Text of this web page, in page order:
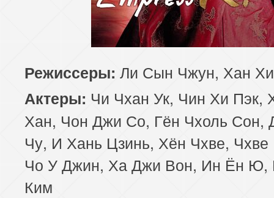
Режиссеры: Ли Сын Чжун, Хан Хи
Актеры: Чи Чхан Ук, Чин Хи Пэк,
Хан, Чон Джи Со, Гён Чхоль Сон,
Чу, И Хань Цзинь, Хён Чхве,
Чо У Джин, Ха Джи Вон, Ин Ён Ю,
Ким